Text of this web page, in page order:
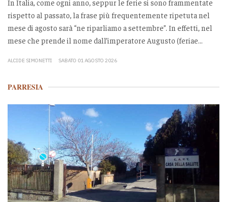
In Italia, come ogni anno, seppur le ferie si sono frammentate
rispetto al passato, la frase più frequentemente ripetuta nel
mese di agosto sarà “ne riparliamo a settembre”. In effetti, nel
mese che prende il nome dall’imperatore Augusto (feriae...
ALCIDE SIMONETTI SABATO 01 AGOSTO 2026
PARRESIA